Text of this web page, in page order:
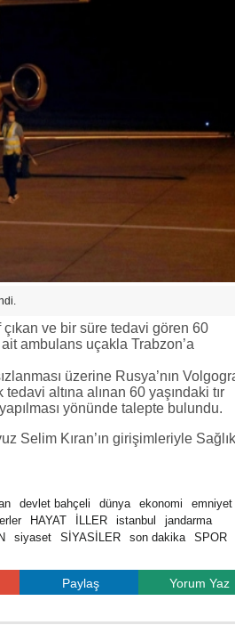
ve bir süre tedavi gören 60
ait ambulans uçakla Trabzon’a
üzerine Rusya’nın
altına alınan 60 yaşındaki tır
yönünde talepte bulundu.
Selim Kıran’ın girişimleriyle Sağlık
devlet bahçeli dünya ekonomi
emniyet
HAYAT İLLER istanbul
jandarma
siyaset SİYASİLER son dakika
SPOR
Paylaş Yorum Yaz